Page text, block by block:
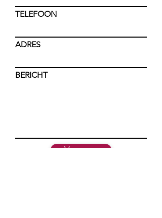
TELEFOON
ADRES
BERICHT
Verstuur